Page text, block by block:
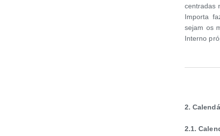
centradas
Importa
sejam os
Interno
2.
2.1.